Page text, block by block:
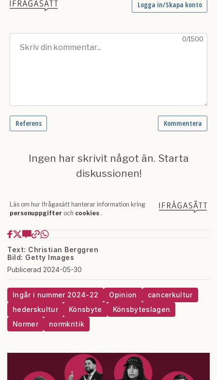
Text: Christian Berggren
Bild: Getty Images
Publicerad 2024-05-30
Ingår i nummer 2024-22 Opinion
cancerkultur
hederskultur
Könsbyte
Könsbyteslagen
Normer
normkritik